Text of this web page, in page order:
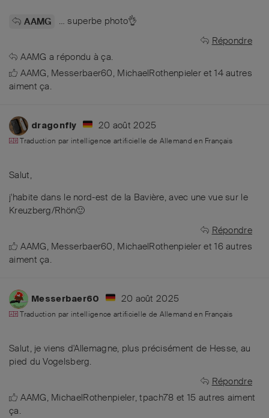
AAMG
… superbe photo👌
Répondre
AAMG a répondu à ça.
AAMG, Messerbaer60, MichaelRothenpieler et14autres
aiment ça.
dragonfly 20 août 2025
Traduction par intelligence artificielle de Allemand en Français
Salut,
j'habite dans le nord-est de la Bavière, avec une vue sur le
Kreuzberg/Rhön🙂
Répondre
AAMG, Messerbaer60, MichaelRothenpieler et16autres
aiment ça.
Messerbaer60 20 août 2025
Traduction par intelligence artificielle de Allemand en Français
Salut, je viens d'Allemagne, plus précisément de Hesse, au
pied du Vogelsberg.
Répondre
AAMG, MichaelRothenpieler,tpach78 et 15 autres aiment
ça.